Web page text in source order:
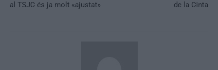
al TSJC és ja molt «ajustat»
de la Cinta